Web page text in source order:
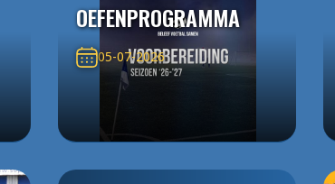
OEFENPROGRAMMA
05-07-2026